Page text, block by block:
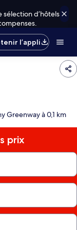
sélection d’hôtels
l’appli
Greenway à 0,1 km
prix